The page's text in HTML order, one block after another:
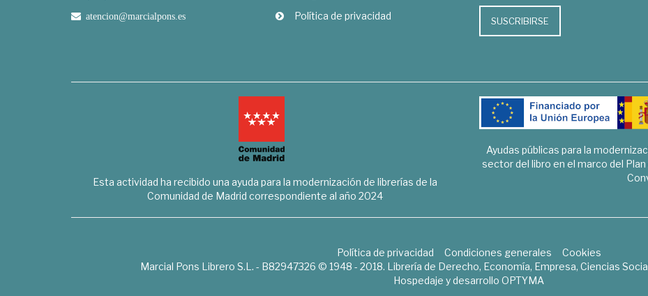
atencion@marcialpons.es
Política de privacidad
SUSCRIBIRSE
Esta actividad ha recibido una ayuda para la modernización de librerías de la
Comunidad de Madrid correspondiente al año 2024
Ayudas públicas para la
sector del libro en el marco del
Política de privacidad Condiciones generales
Cookies
Marcial Pons Librero S.L. - B82947326 © 1948 - 2018. Librería de Derecho, Economía, Empresa, Ciencias
Hospedaje y desarrollo OPTYMA